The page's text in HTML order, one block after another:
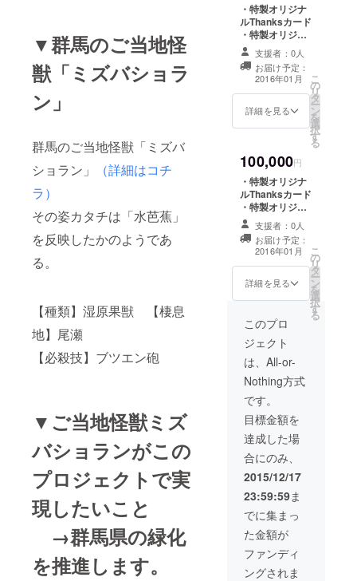
▼群馬のご当地怪
獣「ミズバショラ
ン」
群馬のご当地怪獣「ミズバ
ショラン」
（詳細はコチ
ラ）
その姿カタチは「水芭蕉」
を反映したかのようであ
る。
【種類】湿原果獣 【棲息
地】尾瀬
【必殺技】ブツエン砲
▼ご当地怪獣ミズ
バショランがこの
プロジェクトで実
現したいこと
→群馬県の緑化
を推進します。
・特製オリジナ
ルThanksカード
・特製オリジナ
ルカンバッジ ・
特製怪獣図鑑
（全ラインナッ
プ）
支援者：0人
お届け予定：
2016年01月
詳細を見る
こ
の
リ
タ
ー
ン
を
選
択
す
る
100,000円
・特製オリジナ
ルThanksカード
・特製オリジナ
ルカンバッジ ・
特製オリジナル
Ｔシャツ ・特製
怪獣図鑑（全ラ
インナップ） ・
群馬県特産品
支援者：0人
お届け予定：
2016年01月
詳細を見る
こ
の
リ
タ
ー
ン
を
選
択
す
る
このプロ
ジェクト
は、All-or-
Nothing方式
です。
目標金額を
達成した場
合にのみ、
2015/12/17
23:59:59ま
でに集まっ
た金額が
ファンディ
ングされま